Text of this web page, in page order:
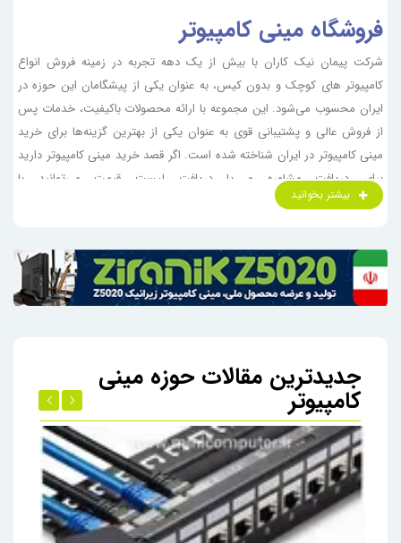
فروشگاه مینی کامپیوتر
شرکت پیمان نیک کاران با بیش از یک دهه تجربه در زمینه فروش انواع
کامپیوتر های کوچک و بدون کیس، به عنوان یکی از پیشگامان این حوزه در
ایران محسوب می‌شود. این مجموعه با ارائه محصولات باکیفیت، خدمات پس
از فروش عالی و پشتیبانی قوی به عنوان یکی از بهترین گزینه‌ها برای خرید
مینی کامپیوتر در ایران شناخته شده است. اگر قصد خرید مینی کامپیوتر دارید
برای دریافت مشاوره و یا دریافت لیست قیمت می‌توانید با
شماره02141425000با کارشناسان ما در واحد فروش تماس حاصل فرمائید.
کامپیوتر، امکان خرید آسان و سریع انواع مینی کامپیوتر را برای کاربران فراهم
کرده است. این فروشگاه به عنوان یک مرجع معتبر ارائه دهنده انواعتین
کلاینت،زیروکلاینت وآل این وان در سراسر ایران است. در ادامه توضیحات
مینی کامپیوتر (Mini Computer)
مینی پی سی‌ها در واقع کامپیوترهای کوچک رومیزی هستند که تمام
قابلیت‌های یک کامپیوتر معمولی را در ابعادی بسیار کوچکتر ارائه می‌دهند. یک
سیستم کامل در اندازه یک کتاب کوچک یا حتی کوچکتر تصور کنید!کامپیوتر
کوچکمعمولاً مصرف انرژی کمی دارد و برای کارهای روزمره مانند وب‌گردی، کار
با نرم‌افزارهای اداری، تماشای فیلم و حتی برخی بازی‌های سبک مناسب هستند.
به دلیل اندازه کوچکشان، فضای بسیار کمی را اشغال می‌کنند و به راحتی قابل
بیشتر بخوانید
جدیدترین مقالات حوزه مینی
کامپیوتر